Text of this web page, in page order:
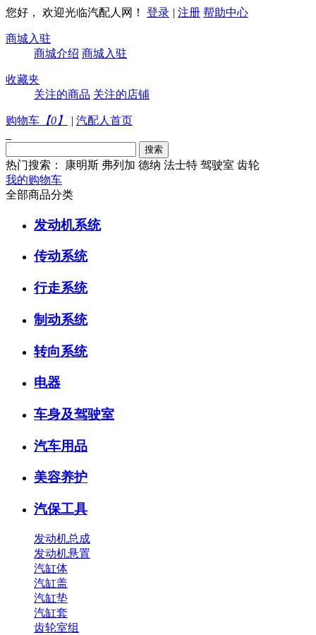
您好， 欢迎光临汽配人网！ 登录 | 注册 帮助中心
商城入驻
商城介绍 商城入驻
收藏夹
关注的商品 关注的店铺
购物车 【0 】 | 汽配人首页
热门搜索： 康明斯 弗列加 德纳 法士特 驾驶室 齿轮
我的购物车
全部商品分类
发动机系统
传动系统
行走系统
制动系统
转向系统
电器
车身及驾驶室
汽车用品
美容养护
汽保工具
发动机总成
发动机悬置
汽缸体
汽缸盖
汽缸垫
汽缸套
齿轮室组